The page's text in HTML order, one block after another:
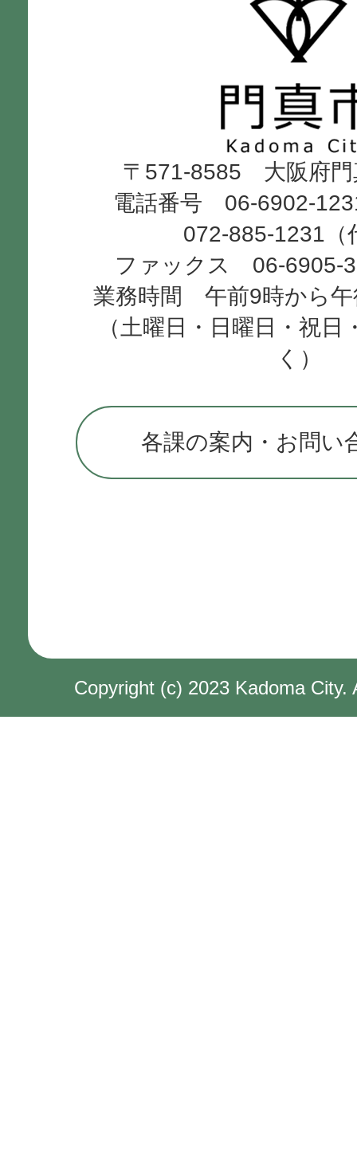
市
Kadoma
City
〒571-8585 大阪府門
電話番号 06-6902-
072-885-1231（
ファックス 06-6905-
業務時間 午前9時から午
（土曜日・日曜日・祝日
く）
各課の案内・お問い
Copyright (c) 2023 Kadoma City.